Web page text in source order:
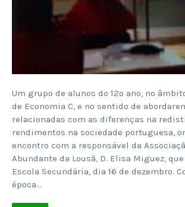
Um grupo de alunos do 12º ano, no
de Economia C, e no sentido de
relacionadas com as diferenças na
rendimentos na sociedade portuguesa,
encontro com a responsável da
Abundante da Lousã, D. Elisa Miguez,
Escola Secundária, dia 16 de dezembro.
época…